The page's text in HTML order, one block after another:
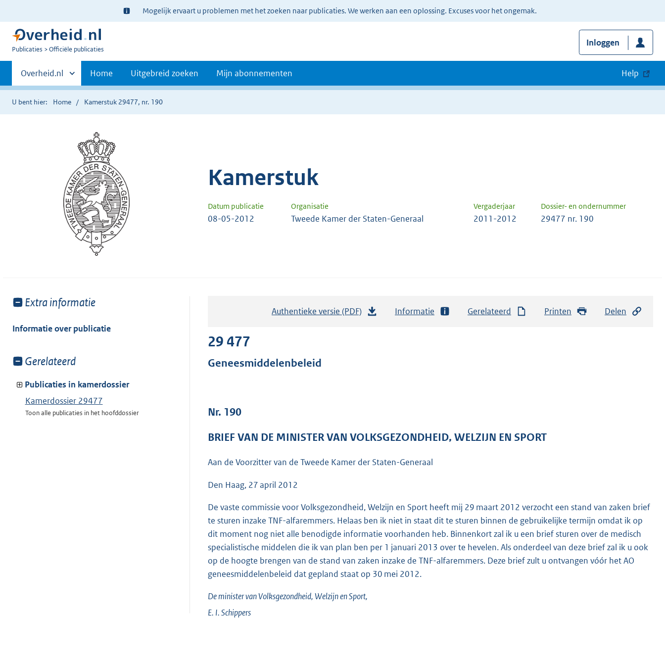
Ter
informatie:
Mogelijk ervaart u problemen met het zoeken naar publicaties. We werken aan een oplossing. Excuses voor het ongemak.
U
Publicaties Officiële publicaties
Inloggen
Primaire
navigatie
Andere
sites
binnen
Overheid.nl Home Uitgebreid zoeken Mijn abonnementen Help
U bent hier: Home Kamerstuk 29477, nr. 190
Kamerstuk
Datum publicatie Organisatie Vergaderjaar Dossier- en ondernummer
08-05-2012 Tweede Kamer der Staten-Generaal 2011-2012 29477 nr. 190
Toon
van:
Extra informatie
Informatie over publicatie
Toon
van:
Gerelateerd
Publicaties in kamerdossier
Kamerdossier 29477
Toon alle publicaties in het hoofddossier
Authentieke versie (PDF)
r
o
:
3
8
K
b
Informatie Gerelateerd Printen Delen
29 477
Geneesmiddelenbeleid
Nr. 190
BRIEF VAN DE MINISTER VAN VOLKSGEZONDHEID, WELZIJN EN SPORT
Aan de Voorzitter van de Tweede Kamer der Staten-Generaal
Den Haag, 27 april 2012
De vaste commissie voor Volksgezondheid, Welzijn en Sport heeft mij 29 maart 2012 verzocht een stand van zaken brief
te sturen inzake TNF-alfaremmers. Helaas ben ik niet in staat dit te sturen binnen de gebruikelijke termijn omdat ik op
dit moment nog niet alle benodigde informatie voorhanden heb. Binnenkort zal ik u een brief sturen over de medisch
specialistische middelen die ik van plan ben per 1 januari 2013 over te hevelen. Als onderdeel van deze brief zal ik u ook
op de hoogte brengen van de stand van zaken inzake de TNF-alfaremmers. Deze brief zult u ontvangen vóór het AO
geneesmiddelenbeleid dat gepland staat op 30 mei 2012.
De minister van Volksgezondheid, Welzijn en Sport,
E. I.Schippers